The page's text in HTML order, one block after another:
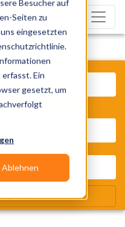
Besucher auf
Seiten zu
eingesetzten
Ein
gesetzt, um
Ablehnen
Künstler, Zelte, Bands,
Stadt, PLZ, Ort
Dich